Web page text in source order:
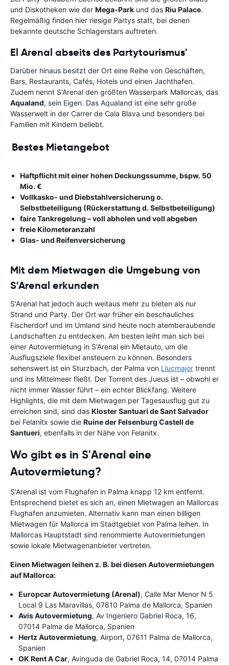
und Diskotheken wie der Mega-Park und das Riu Palace.
Regelmäßig finden hier riesige Partys statt, bei denen
bekannte deutsche Schlagerstars auftreten.
El Arenal abseits des Partytourismus'
Darüber hinaus besitzt der Ort eine Reihe von Geschäften,
Bars, Restaurants, Cafés, Hotels und einen Jachthafen.
Zudem nennt S'Arenal den größten Wasserpark Mallorcas, das
Aqualand, sein Eigen. Das Aqualand ist eine sehr große
Wasserwelt in der Carrer de Cala Blava und besonders bei
Familien mit Kindern beliebt.
Bestes Mietangebot
Haftpflicht mit einer hohen Deckungssumme, bspw. 50
Mio. €
Vollkasko- und Diebstahlversicherung o.
Selbstbeteiligung (Rückerstattung d. Selbstbeteiligung)
faire Tankregelung – voll abholen und voll abgeben
freie Kilometeranzahl
Glas- und Reifenversicherung
Mit dem Mietwagen die Umgebung von
S'Arenal erkunden
S'Arenal hat jedoch auch weitaus mehr zu bieten als nur
Strand und Party. Der Ort war früher ein beschauliches
Fischerdorf und im Umland sind heute noch atemberaubende
Landschaften zu entdecken. Am besten leiht man sich bei
einer Autovermietung in S'Arenal ein Mietauto, um die
Ausflugsziele flexibel ansteuern zu können. Besonders
sehenswert ist ein Sturzbach, der Palma von Llucmajor trennt
und ins Mittelmeer fließt. Der Torrent des Jueus ist – obwohl er
nicht immer Wasser führt – ein echter Blickfang. Weitere
Highlights, die mit dem Mietwagen per Tagesausflug gut zu
erreichen sind, sind das Kloster Santuari de Sant Salvador
bei Felanitx sowie die Ruine der Felsenburg Castell de
Santueri, ebenfalls in der Nähe von Felanitx.
Wo gibt es in S'Arenal eine
Autovermietung?
S'Arenal ist vom Flughafen in Palma knapp 12 km entfernt.
Entsprechend bietet es sich an, einen Mietwagen an Mallorcas
Flughafen anzumieten. Alternativ kann man einen billigen
Mietwagen für Mallorca im Stadtgebiet von Palma leihen. In
Mallorcas Hauptstadt sind renommierte Autovermietungen
sowie lokale Mietwagenanbieter vertreten.
Einen Mietwagen leihen z. B. bei diesen Autovermietungen
auf Mallorca:
Europcar Autovermietung (Arenal), Calle Mar Menor N 5
Local 9 Las Maravillas, 07610 Palma de Mallorca, Spanien
Avis Autovermietung, Av Ingeniero Gabriel Roca, 16,
07014 Palma de Mallorca, Spanien
Hertz Autovermietung, Airport, 07611 Palma de Mallorca,
Spanien
OK Rent A Car, Avinguda de Gabriel Roca, 14, 07014 Palma